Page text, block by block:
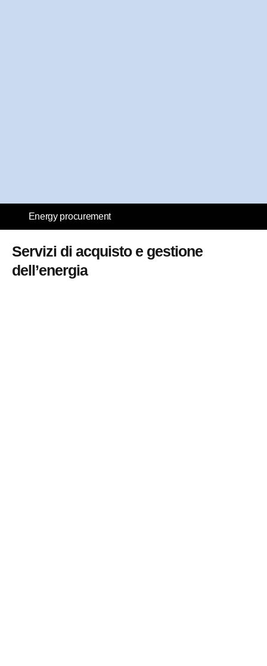
Energy procurement
Servizi di acquisto e gestione
dell’energia